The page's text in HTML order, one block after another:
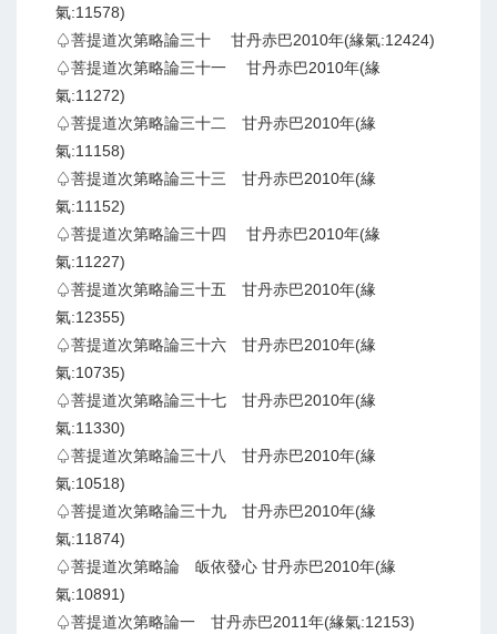
氣:11578)
♤菩提道次第略論三十 甘丹赤巴2010年(緣氣:12424)
♤菩提道次第略論三十一 甘丹赤巴2010年(緣
氣:11272)
♤菩提道次第略論三十二 甘丹赤巴2010年(緣
氣:11158)
♤菩提道次第略論三十三 甘丹赤巴2010年(緣
氣:11152)
♤菩提道次第略論三十四 甘丹赤巴2010年(緣
氣:11227)
♤菩提道次第略論三十五 甘丹赤巴2010年(緣
氣:12355)
♤菩提道次第略論三十六 甘丹赤巴2010年(緣
氣:10735)
♤菩提道次第略論三十七 甘丹赤巴2010年(緣
氣:11330)
♤菩提道次第略論三十八 甘丹赤巴2010年(緣
氣:10518)
♤菩提道次第略論三十九 甘丹赤巴2010年(緣
氣:11874)
♤菩提道次第略論 皈依發心 甘丹赤巴2010年(緣
氣:10891)
♤菩提道次第略論一 甘丹赤巴2011年(緣氣:12153)